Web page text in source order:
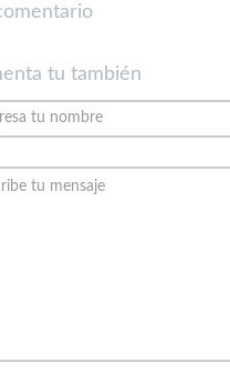
tu también